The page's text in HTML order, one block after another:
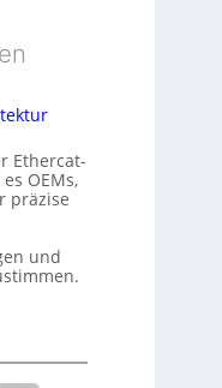
Ethercat-
OEMs,
präzise
und